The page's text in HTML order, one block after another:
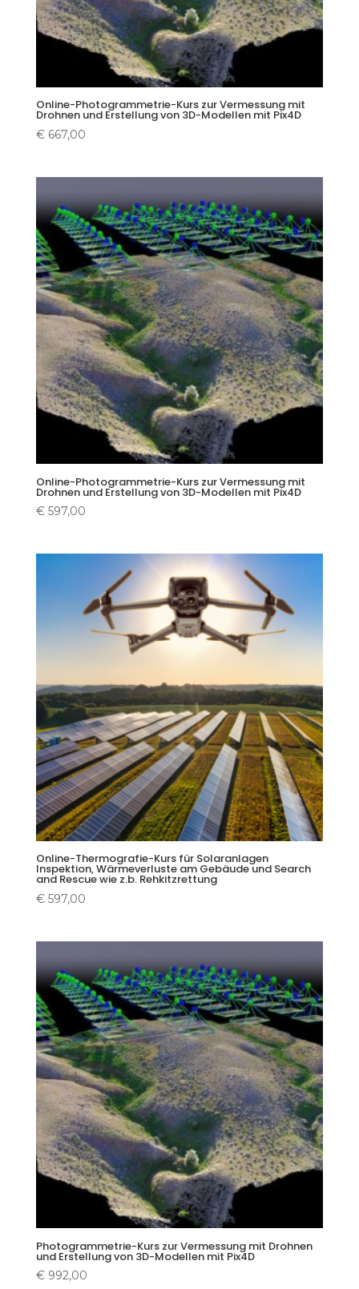
Online-Photogrammetrie-Kurs zur Vermessung mit
Drohnen und Erstellung von 3D-Modellen mit Pix4D
€667,00
Online-Photogrammetrie-Kurs zur Vermessung mit
Drohnen und Erstellung von 3D-Modellen mit Pix4D
€597,00
Online-Thermografie-Kurs für Solaranlagen
Inspektion, Wärmeverluste am Gebäude und Search
and Rescue wie z.b. Rehkitzrettung
€597,00
Photogrammetrie-Kurs zur Vermessung mit Drohnen
und Erstellung von 3D-Modellen mit Pix4D
€992,00